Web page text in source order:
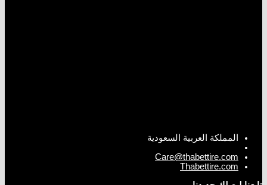
المملكة العربية السعودية
Care@thabettire.com
Thabettire.com